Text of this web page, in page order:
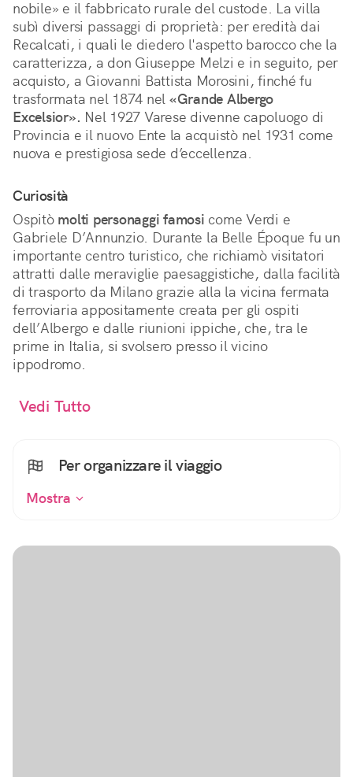
nobile» e il fabbricato rurale del custode. La villa
subì diversi passaggi di proprietà: per eredità dai
Recalcati, i quali le diedero l'aspetto barocco che la
caratterizza, a don Giuseppe Melzi e in seguito, per
acquisto, a Giovanni Battista Morosini, finché fu
trasformata nel 1874 nel «Grande Albergo
Excelsior». Nel 1927 Varese divenne capoluogo di
Provincia e il nuovo Ente la acquistò nel 1931 come
nuova e prestigiosa sede d’eccellenza.
Curiosità
Ospitò molti personaggi famosi come Verdi e
Gabriele D’Annunzio. Durante la Belle Époque fu un
importante centro turistico, che richiamò visitatori
attratti dalle meraviglie paesaggistiche, dalla facilità
di trasporto da Milano grazie alla la vicina fermata
ferroviaria appositamente creata per gli ospiti
dell’Albergo e dalle riunioni ippiche, che, tra le
prime in Italia, si svolsero presso il vicino
ippodromo.
Vedi Tutto
Per organizzare il viaggio
Mostra